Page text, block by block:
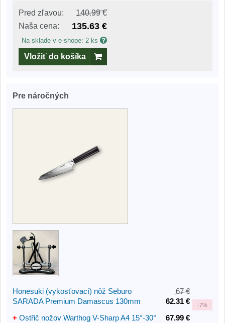
Pred zľavou:
140.99 €
Naša cena:
135.63 €
Na sklade v e-shope: 2 ks
Vložiť do košíka
Pre náročných
Honesuki (vykosťovací) nôž Seburo
SARADA Premium Damascus 130mm
67 €
62.31 €
-7%
+ Ostřič nožov Warthog V-Sharp A4 15°-30°
67.99 €